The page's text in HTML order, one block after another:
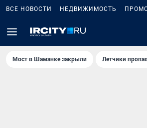
ВСЕ НОВОСТИ НЕДВИЖИМОСТЬ
Мост в Шаманке закрыли Летчики